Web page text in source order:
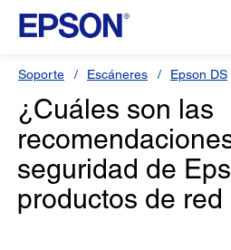
Soporte Escáneres Epson DS
¿Cuáles son las
seguridad de
productos de red